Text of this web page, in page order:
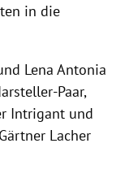
in die
Lena Antonia
Paar,
Intrigant und
Lacher